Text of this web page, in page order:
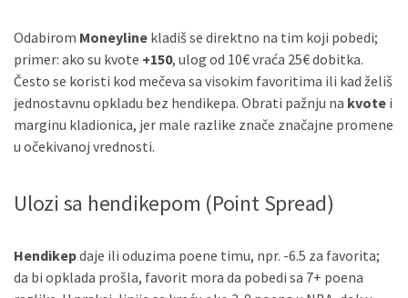
Odabirom Moneyline kladiš se direktno na tim koji pobedi;
primer: ako su kvote +150, ulog od 10€ vraća 25€ dobitka.
Često se koristi kod mečeva sa visokim favoritima ili kad želiš
jednostavnu opkladu bez hendikepa. Obrati pažnju na kvote i
marginu kladionica, jer male razlike znače značajne promene
u očekivanoj vrednosti.
Ulozi sa hendikepom (Point Spread)
Hendikepdaje ili oduzima poene timu, npr. -6.5 za favorita;
da bi opklada prošla, favorit mora da pobedi sa 7+ poena